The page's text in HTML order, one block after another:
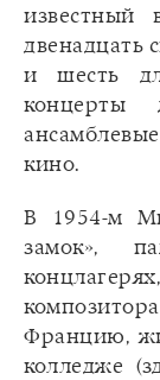
двенадцать
и шесть
концерты
кино.
В 1954-м
замок»,
Францию,
колледже